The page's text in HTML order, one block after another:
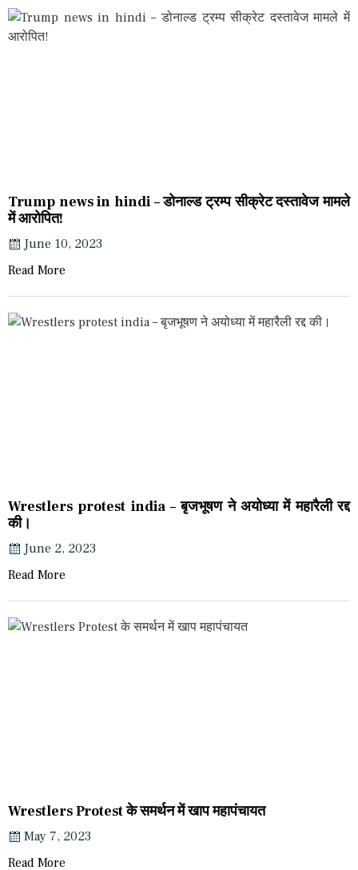
Trump news in hindi – डोनाल्ड ट्रम्प सीक्रेट दस्तावेज मामले
में आरोपित!
June 10, 2023
Read More
Wrestlers protest india – बृजभूषण ने अयोध्या में महारैली रद्द
की।
June 2, 2023
Read More
Wrestlers Protest के समर्थन में खाप महापंचायत
May 7, 2023
Read More